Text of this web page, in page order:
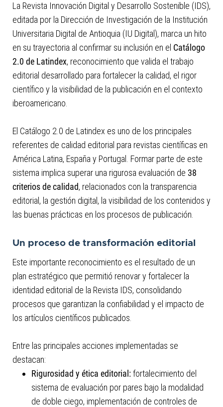
La Revista Innovación Digital y Desarrollo Sostenible (IDS),
editada por la Dirección de Investigación de la Institución
Universitaria Digital de Antioquia (IU Digital), marca un hito
en su trayectoria al confirmar su inclusión en el Catálogo
2.0 de Latindex, reconocimiento que valida el trabajo
editorial desarrollado para fortalecer la calidad, el rigor
científico y la visibilidad de la publicación en el contexto
iberoamericano.
El Catálogo 2.0 de Latindex es uno de los principales
referentes de calidad editorial para revistas científicas en
América Latina, España y Portugal. Formar parte de este
sistema implica superar una rigurosa evaluación de 38
criterios de calidad, relacionados con la transparencia
editorial, la gestión digital, la visibilidad de los contenidos y
las buenas prácticas en los procesos de publicación.
Un proceso de transformación editorial
Este importante reconocimiento es el resultado de un
plan estratégico que permitió renovar y fortalecer la
identidad editorial de la Revista IDS, consolidando
procesos que garantizan la confiabilidad y el impacto de
los artículos científicos publicados.
Entre las principales acciones implementadas se
destacan:
Rigurosidad y ética editorial:fortalecimiento del
sistema de evaluación por pares bajo la modalidad
de doble ciego, implementación de controles de